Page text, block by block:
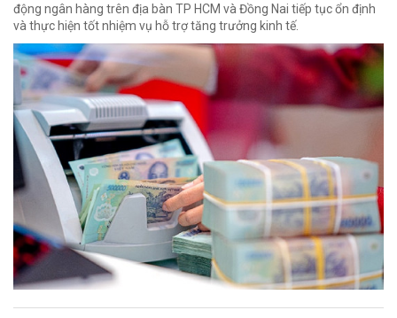
động ngân hàng trên địa bàn TP HCM và Đồng Nai tiếp tục ổn định
và thực hiện tốt nhiệm vụ hỗ trợ tăng trưởng kinh tế.